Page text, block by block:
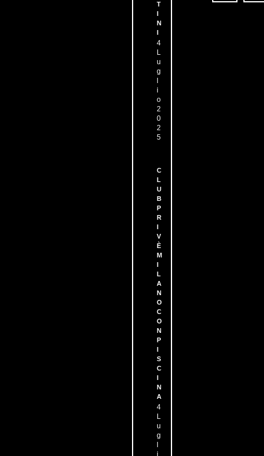
T
I
N
I
4
L
u
g
i
o
2
0
2
5
C
L
U
B
P
R
I
V
È
M
I
L
A
N
O
C
O
N
P
I
S
C
I
N
A
4
L
u
g
i